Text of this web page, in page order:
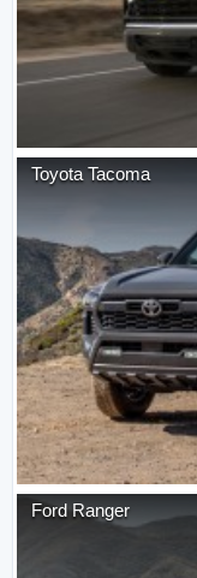
Toyota Tacoma
Ford Ranger